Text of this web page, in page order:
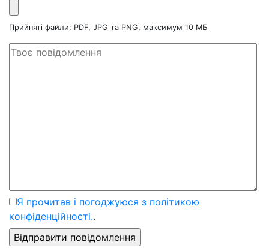
Прийняті файли: PDF, JPG та PNG, максимум 10 МБ
Я прочитав і погоджуюся з політикою
конфіденційності..